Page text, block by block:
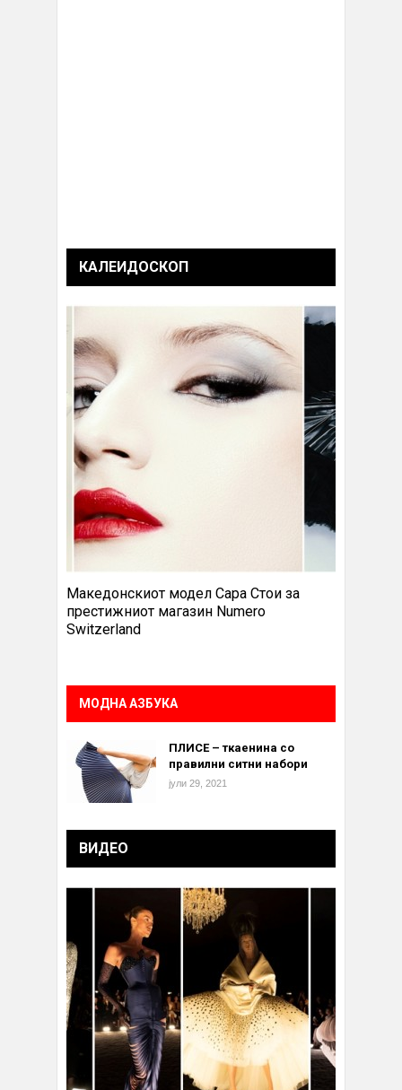
КАЛЕИДОСКОП
Македонскиот модел Сара Стои за
престижниот магазин Numero
Switzerland
МОДНА АЗБУКА
ПЛИСЕ – ткаенина со
правилни ситни набори
јули 29, 2021
ВИДЕО